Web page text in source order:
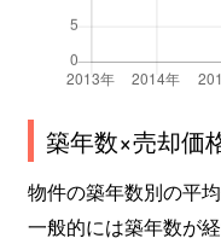
築年数×売却価
物件の築年数別の平
一般的には築年数が